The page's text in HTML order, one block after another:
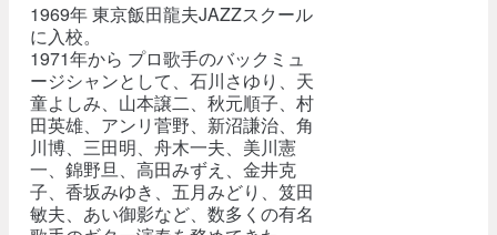
1969年 東京飯田龍夫JAZZスクール
に入校。
1971年から プロ歌手のバックミュ
ージシャンとして、石川さゆり、天
童よしみ、山本譲二、秋元順子、村
田英雄、アンリ菅野、新沼謙治、角
川博、三田明、舟木一夫、美川憲
一、錦野旦、高田みずえ、金井克
子、香坂みゆき、五月みどり、笈田
敏夫、あい御影など、数多くの有名